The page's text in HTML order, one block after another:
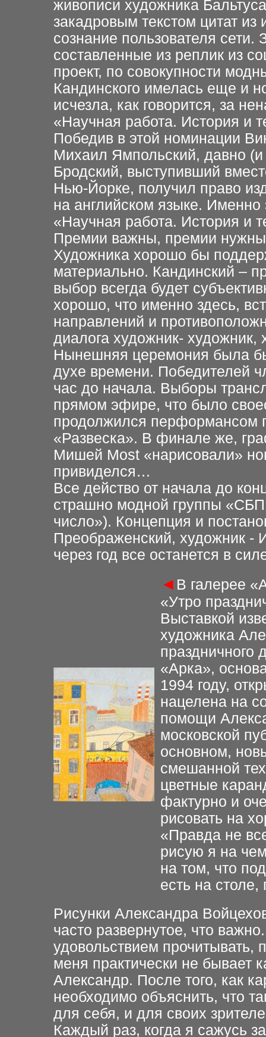
живописи художника
закадровым текстом цитат
сознание пользователя
составленные из реплик из
проект, по совокупности
Кандинского имелась еще и
исчезла, как говорится, за
«Научная работа. История и
Победив в этой номинации
Михаил Ямпольский, давно (и
Бродский, выступивший
Нью-Йорке, получил право
на английском языке.
«Научная работа. История и
Премии важны, премии
Художника хорошо бы
материально. Кандинский –
выбор всегда будет
хорошо, что именно здесь,
направлений и
диалога художник- художник,
Нынешняя церемония была
духе времени. Победителей
час до начала. Выборы
прямом эфире, что было
продолжился перформансом
«Развеска». В финале же,
Мишей Most «нарисовали»
привиделся…
Все действо от начала до
страшно модной группы
число»). Концепция и
Преображенский, художник -
через год все останется в
◄ В галерее
«Утро
Выставкой
художника
праздничного
«Арка»,
1994 году,
нацелена на
помощи
московской
основном,
смешанной
цветные
фактурно и
рисовать на
«Правда не
рисую я на
на том, что
есть на столе,
Рисунки Александра
часто развернутое, что
удовольствием прочитывать,
меня практически не бывает
Александр. После того, как
необходимо объяснить, что
для себя, и для своих
Каждый раз, когда я сажусь